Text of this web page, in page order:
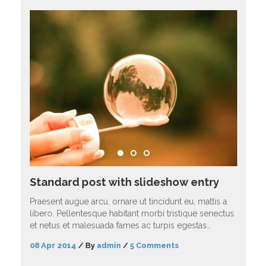
Standard post with slideshow entry
Praesent augue arcu, ornare ut tincidunt eu, mattis a
libero. Pellentesque habitant morbi tristique senectus
et netus et malesuada fames ac turpis egestas…
08 Apr 2014 / By admin / 5 Comments